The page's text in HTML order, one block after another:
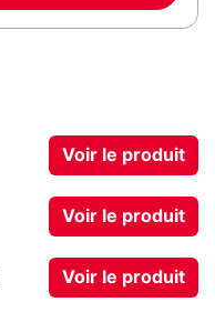
Voir le produit
Voir le produit
Voir le produit